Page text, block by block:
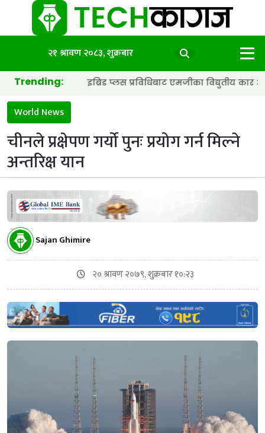
२१ श्रावण २०८३, शुक्रबार
Trending:
ब्याट्री र हाइब्रिड प्लस प्रविधिबाट एमजीका विद्युतीय कार अझ छिटा र
World News
चीनले प्रक्षेपण गर्यो पुनः प्रयोग गर्न मिल्ने
अन्तरिक्ष यान
Sajan Ghimire
२० श्रावण २०७९, शुक्रबार १०:२३